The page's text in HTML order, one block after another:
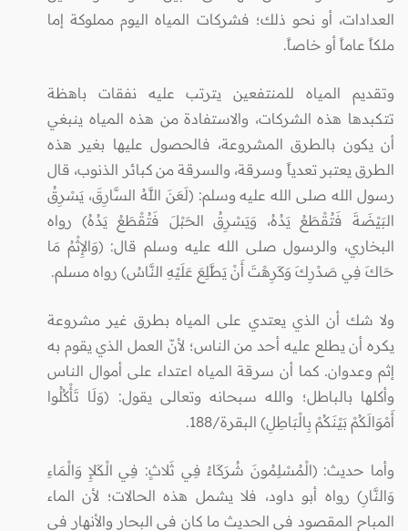
العدادات، أو نحو ذلك؛ فشركات المياه اليوم مملوكة إما
ملكاً عاماً أو خاصاً.
وتقديم المياه للمنتفعين يترتب عليه نفقات باهظة
تتكبدها هذه الشركات، والاستفادة من هذه المياه ينبغي
أن يكون بالطرق المشروعة، فالحصول عليها بغير هذه
الطرق يعتبر تعدياً وسرقة، والسرقة من كبائر الذنوب، قال
رسول الله صلى الله عليه وسلم: (لَعَنَ اللَّهُ السَّارِقَ، يَسْرِقُ
البَيْضَةَ فَتُقْطَعُ يَدُهُ، وَيَسْرِقُ الحَبْلَ فَتُقْطَعُ يَدُهُ) رواه
البخاري، والرسول صلى الله عليه وسلم قال: (وَالإِثْمُ مَا
حَاكَ فِي صَدْرِكَ وَكَرِهْتَ أَنْ يَطَّلِعَ عَلَيْهِ النَّاسُ) رواه مسلم.
ولا شك أن الذي يعتدي على المياه بطرق غير مشروعة
يكره أن يطلع عليه أحد من الناس؛ لأنّ العمل الذي يقوم به
إثم وعدوان. كما أن سرقة المياه اعتداء على أموال الناس
وأكلها بالباطل؛ والله سبحانه وتعالى يقول: (وَلَا تَأْكُلُوا
أَمْوَالَكُمْ بَيْنَكُمْ بِالْبَاطِلِ) البقرة/188.
وأما حديث: (الْمُسْلِمُونَ شُرَكَاءُ فِي ثَلاثٍ: فِي الْكَلإِ وَالْمَاءِ
وَالنَّارِ) رواه أبو داود، فلا يشمل هذه الحالات؛ لأن الماء
المباح المقصود في الحديث ما كان في البحار والأنهار في